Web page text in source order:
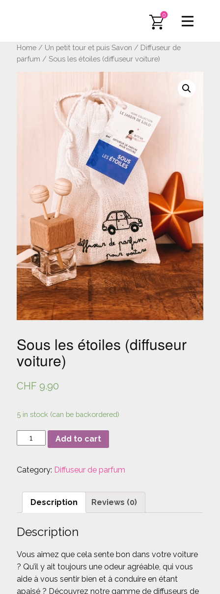
0
Home / Un petit tour et puis Savon / Diffuseur de
parfum / Sous les étoiles (diffuseur voiture)
Sous les étoiles (diffuseur
voiture)
CHF 9.90
5 in stock (can be backordered)
Sous
les
(diffuseur
quantity
Add to cart
Category: Diffuseur de parfum
Description Reviews (0)
Description
Vous aimez que cela sente bon dans votre voiture
? Qu’il y ait toujours une odeur agréable, qui vous
aide à vous sentir bien et à conduire en étant
apaisé ? Découvrez notre gamme de diffuseurs de